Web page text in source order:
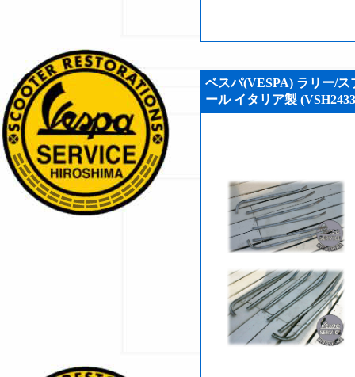
ベスパ(VESPA) ラリー/
ール イタリア製